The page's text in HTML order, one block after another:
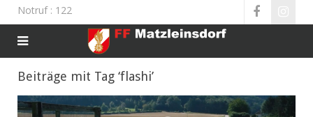
Notruf: 122
Beiträge mit Tag ‘flashi’